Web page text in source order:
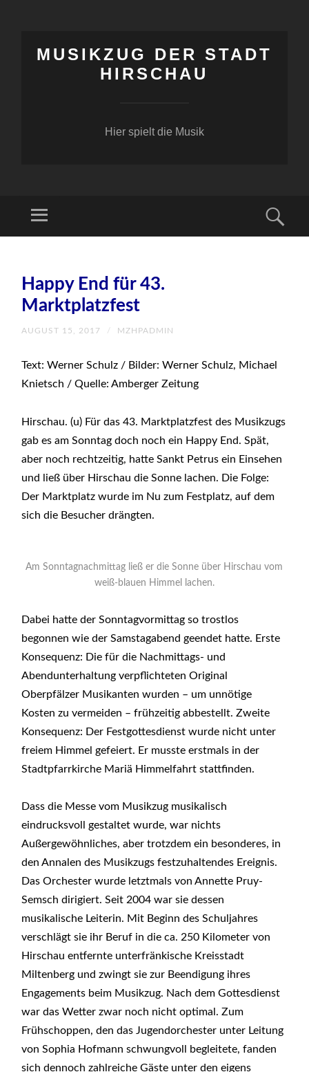
MUSIKZUG DER STADT
HIRSCHAU
Hier spielt die Musik
Menü
SPRINGENHappy End für 43.
Marktplatzfest
AUGUST 15, 2017 / MZHPADMIN
Text: Werner Schulz / Bilder: Werner Schulz, Michael
Knietsch / Quelle: Amberger Zeitung
Hirschau. (u) Für das 43. Marktplatzfest des Musikzugs
gab es am Sonntag doch noch ein Happy End. Spät,
aber noch rechtzeitig, hatte Sankt Petrus ein Einsehen
und ließ über Hirschau die Sonne lachen. Die Folge:
Der Marktplatz wurde im Nu zum Festplatz, auf dem
sich die Besucher drängten.
Am Sonntagnachmittag ließ er die Sonne über Hirschau vom
weiß-blauen Himmel lachen.
Dabei hatte der Sonntagvormittag so trostlos
begonnen wie der Samstagabend geendet hatte. Erste
Konsequenz: Die für die Nachmittags- und
Abendunterhaltung verpflichteten Original
Oberpfälzer Musikanten wurden – um unnötige
Kosten zu vermeiden – frühzeitig abbestellt. Zweite
Konsequenz: Der Festgottesdienst wurde nicht unter
freiem Himmel gefeiert. Er musste erstmals in der
Stadtpfarrkirche Mariä Himmelfahrt stattfinden.
Dass die Messe vom Musikzug musikalisch
eindrucksvoll gestaltet wurde, war nichts
Außergewöhnliches, aber trotzdem ein besonderes, in
den Annalen des Musikzugs festzuhaltendes Ereignis.
Das Orchester wurde letztmals von Annette Pruy-
Semsch dirigiert. Seit 2004 war sie dessen
musikalische Leiterin. Mit Beginn des Schuljahres
verschlägt sie ihr Beruf in die ca. 250 Kilometer von
Hirschau entfernte unterfränkische Kreisstadt
Miltenberg und zwingt sie zur Beendigung ihres
Engagements beim Musikzug. Nach dem Gottesdienst
war das Wetter zwar noch nicht optimal. Zum
Frühschoppen, den das Jugendorchester unter Leitung
von Sophia Hofmann schwungvoll begleitete, fanden
sich dennoch zahlreiche Gäste unter den eigens